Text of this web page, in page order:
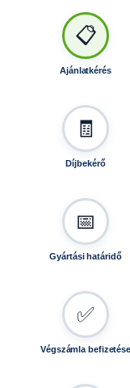
📋
Ajánlatkérés
🧾
Díjbekérő
📅
Gyártási határidő
✅
Végszámla befizetése